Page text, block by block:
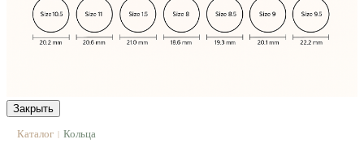
Закрыть
Каталог | Кольца